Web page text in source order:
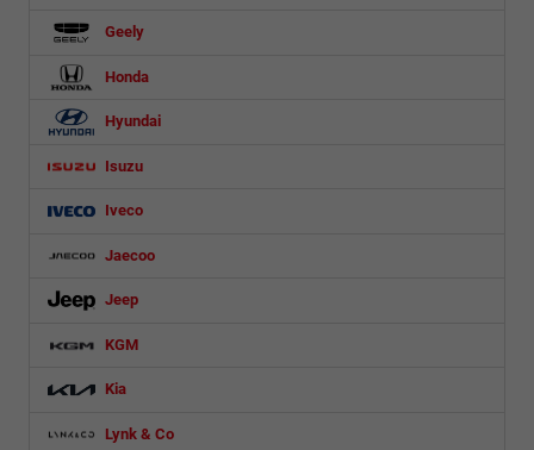
Geely
Honda
Hyundai
Isuzu
Iveco
Jaecoo
Jeep
KGM
Kia
Lynk & Co